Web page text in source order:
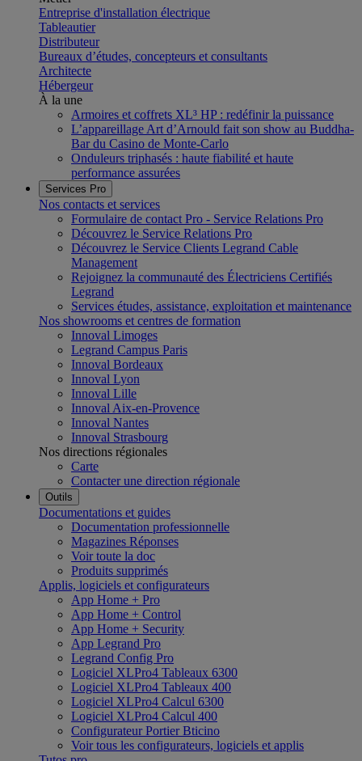
Entreprise d'installation électrique
Tableautier
Distributeur
Bureaux d’études, concepteurs et consultants
Architecte
Hébergeur
À la une
Armoires et coffrets XL³ HP : redéfinir la puissance
L’appareillage Art d’Arnould fait son show au Buddha-
Bar du Casino de Monte-Carlo
Onduleurs triphasés : haute fiabilité et haute
performance assurées
Services Pro
Nos contacts et services
Formulaire de contact Pro - Service Relations Pro
Découvrez le Service Relations Pro
Découvrez le Service Clients Legrand Cable
Management
Rejoignez la communauté des Électriciens Certifiés
Legrand
Services études, assistance, exploitation et maintenance
Nos showrooms et centres de formation
Innoval Limoges
Legrand Campus Paris
Innoval Bordeaux
Innoval Lyon
Innoval Lille
Innoval Aix-en-Provence
Innoval Nantes
Innoval Strasbourg
Nos directions régionales
Carte
Contacter une direction régionale
Outils
Documentations et guides
Documentation professionnelle
Magazines Réponses
Voir toute la doc
Produits supprimés
Applis, logiciels et configurateurs
App Home + Pro
App Home + Control
App Home + Security
App Legrand Pro
Legrand Config Pro
Logiciel XLPro4 Tableaux 6300
Logiciel XLPro4 Tableaux 400
Logiciel XLPro4 Calcul 6300
Logiciel XLPro4 Calcul 400
Configurateur Portier Bticino
Voir tous les configurateurs, logiciels et applis